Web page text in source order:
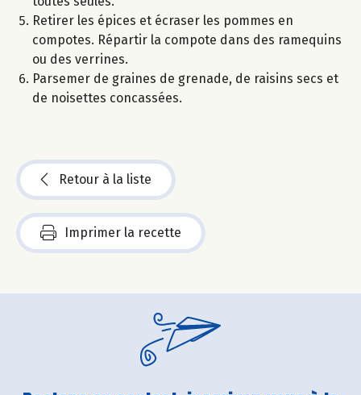
Retirer les épices et écraser les pommes en
compotes. Répartir la compote dans des ramequins
ou des verrines.
Parsemer de graines de grenade, de raisins secs et
de noisettes concassées.
Retour à la liste
Imprimer la recette